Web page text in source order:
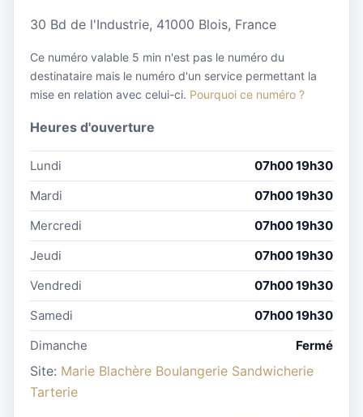
30 Bd de l'Industrie, 41000 Blois, France
Ce numéro valable 5 min n'est pas le numéro du
destinataire mais le numéro d'un service permettant la
mise en relation avec celui-ci. Pourquoi ce numéro ?
Heures d'ouverture
Lundi
07h00 19h30
Mardi
07h00 19h30
Mercredi
07h00 19h30
Jeudi
07h00 19h30
Vendredi
07h00 19h30
Samedi
07h00 19h30
Dimanche
Fermé
Site: Marie Blachère Boulangerie Sandwicherie
Tarterie